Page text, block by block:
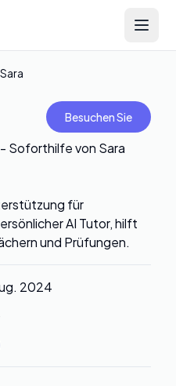
Open
Sara
Besuchen Sie
Soforthilfe von Sara
für
AI Tutor, hilft
und Prüfungen.
2024